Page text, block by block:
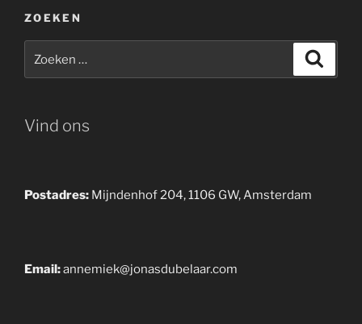
ZOEKEN
naar:
Vind ons
Postadres: Mijndenhof 204, 1106 GW, Amsterdam
Email:annemiek@jonasdubelaar.com